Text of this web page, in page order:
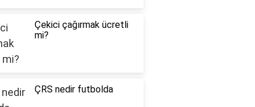
Çekici çağırmak ücretli
mi?
ÇRS nedir futbolda